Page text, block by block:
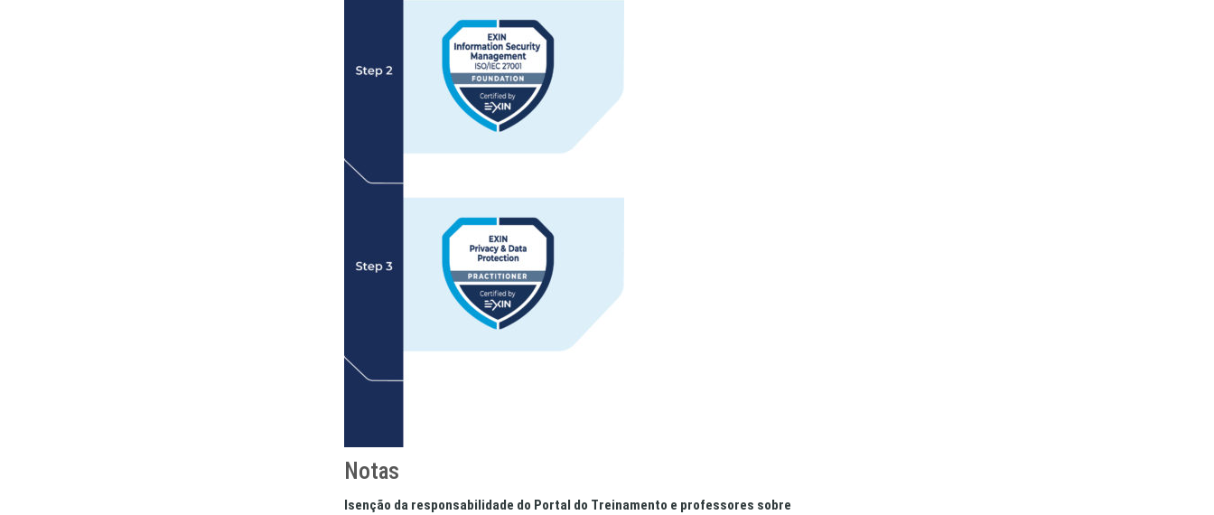
Notas
Isenção da responsabilidade do Portal do Treinamento e professores sobre